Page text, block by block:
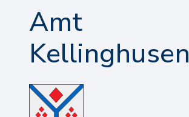
Amt
Kellinghusen